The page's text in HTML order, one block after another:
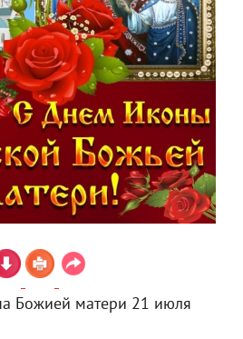
Божией матери 21 июля